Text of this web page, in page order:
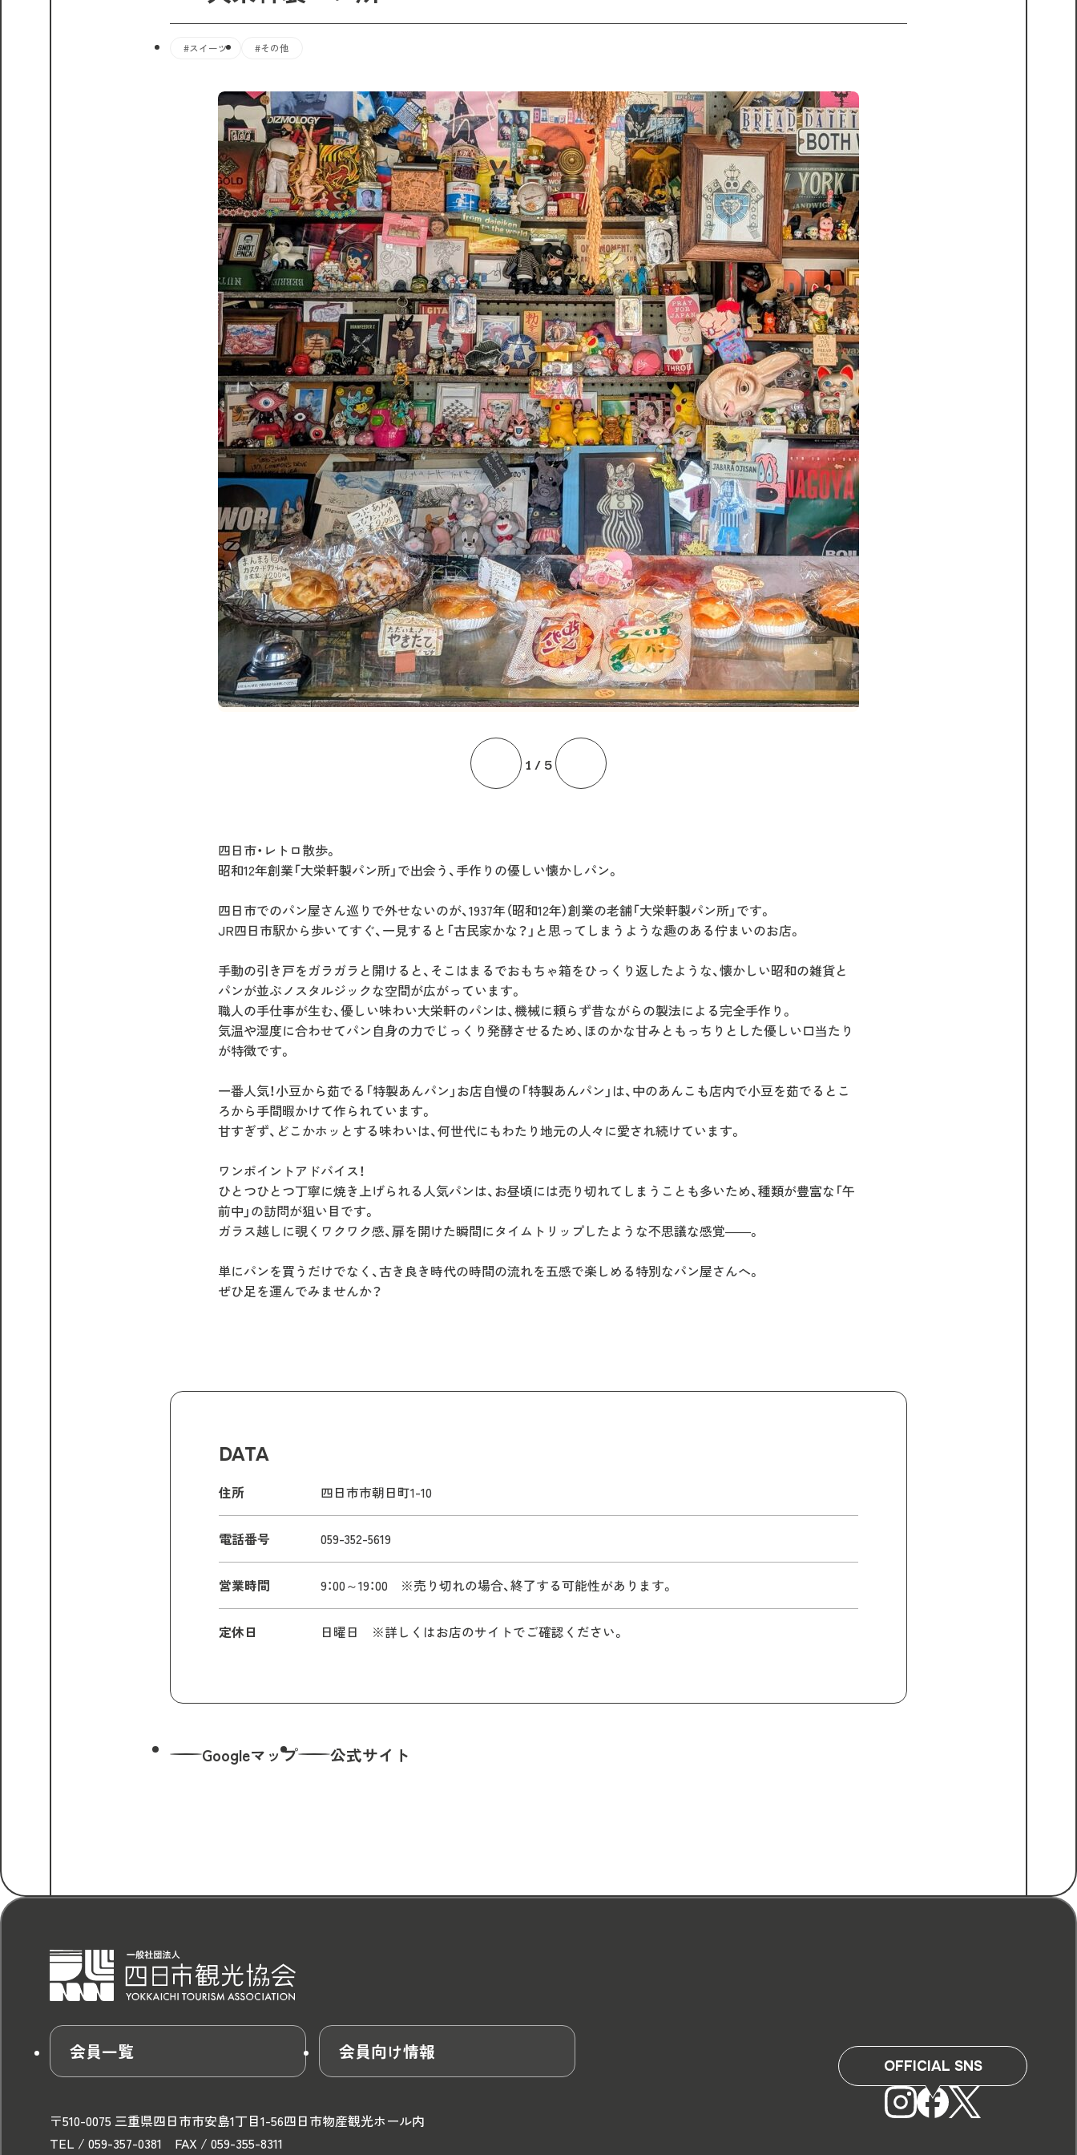
#スイーツ #その他
1/5
四日市・レトロ散歩。
昭和12年創業「大栄軒製パン所」で出会う、手作りの優しい懐かしパン。
四日市でのパン屋さん巡りで外せないのが、1937年（昭和12年）創業の老舗「大栄軒製パン所」です。
JR四日市駅から歩いてすぐ、一見すると「古民家かな？」と思ってしまうような趣のある佇まいのお店。
手動の引き戸をガラガラと開けると、そこはまるでおもちゃ箱をひっくり返したような、懐かしい昭和の雑貨と
パンが並ぶノスタルジックな空間が広がっています。
職人の手仕事が生む、優しい味わい大栄軒のパンは、機械に頼らず昔ながらの製法による完全手作り。
気温や湿度に合わせてパン自身の力でじっくり発酵させるため、ほのかな甘みともっちりとした優しい口当たり
が特徴です。
一番人気！小豆から茹でる「特製あんパン」お店自慢の「特製あんパン」は、中のあんこも店内で小豆を茹でるとこ
ろから手間暇かけて作られています。
甘すぎず、どこかホッとする味わいは、何世代にもわたり地元の人々に愛され続けています。
ワンポイントアドバイス！
ひとつひとつ丁寧に焼き上げられる人気パンは、お昼頃には売り切れてしまうことも多いため、種類が豊富な「午
前中」の訪問が狙い目です。
ガラス越しに覗くワクワク感、扉を開けた瞬間にタイムトリップしたような不思議な感覚――。
単にパンを買うだけでなく、古き良き時代の時間の流れを五感で楽しめる特別なパン屋さんへ。
ぜひ足を運んでみませんか？
DATA
住所 四日市市朝日町1-10
電話番号 059-352-5619
営業時間 9：00～19：00 ※売り切れの場合、終了する可能性があります。
定休日 日曜日 ※詳しくはお店のサイトでご確認ください。
Googleマップ 公式サイト
会員一覧 会員向け情報
〒510-0075 三重県四日市市安島1丁目1-56四日市物産観光ホール内
TEL / 059-357-0381 FAX / 059-355-8311
OFFICIAL SNS